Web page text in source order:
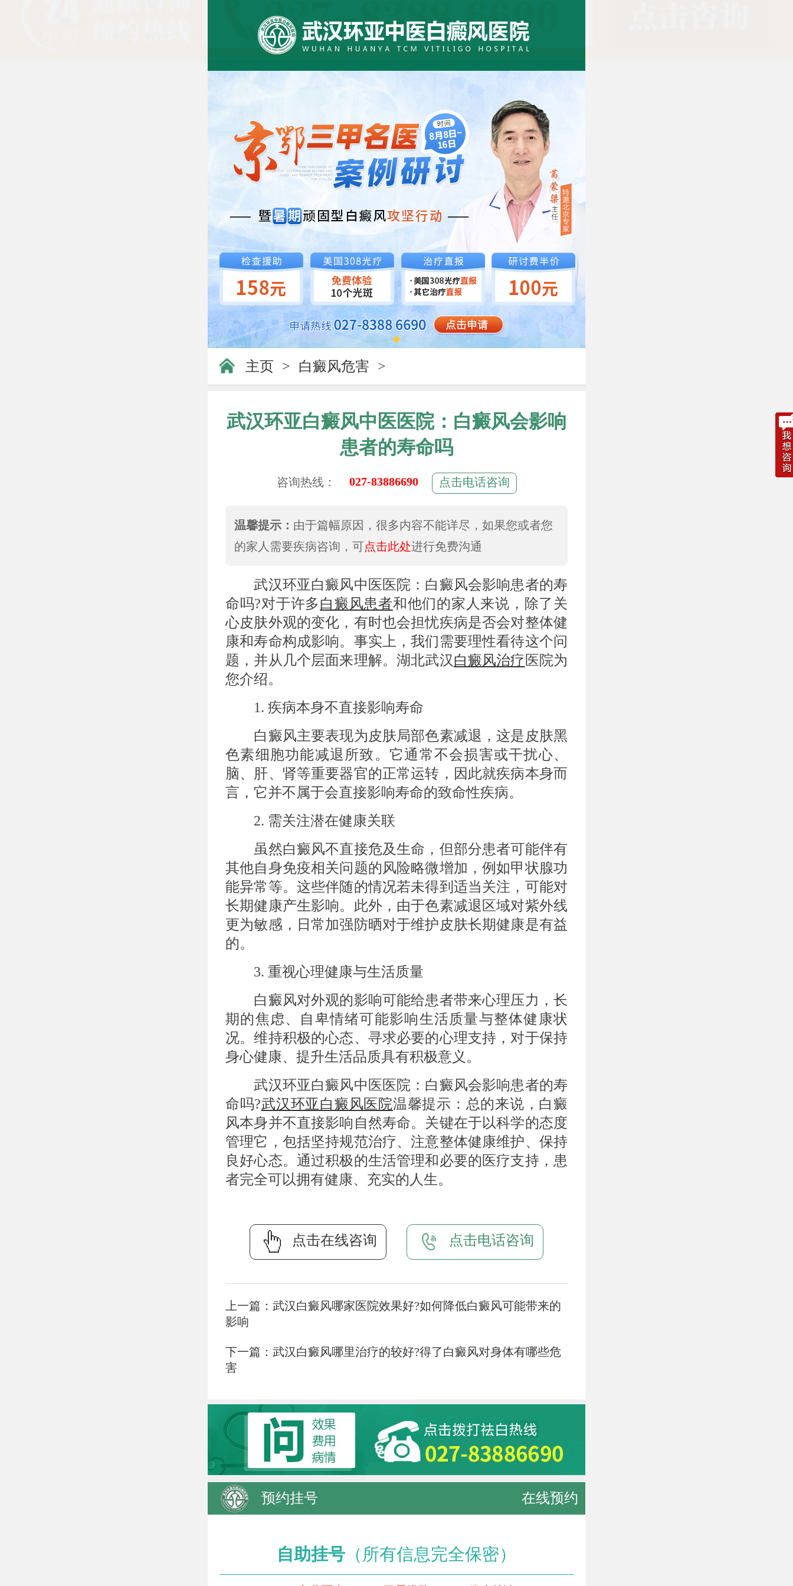
主页 > 白癜风危害 >
武汉环亚白癜风中医医院：白癜风会影响
患者的寿命吗
咨询热线： 027-83886690 点击电话咨询
温馨提示： 由于篇幅原因，很多内容不能详尽，如果您或者您
的家人需要疾病咨询，可点击此处进行免费沟通
武汉环亚白癜风中医医院：白癜风会影响患者的寿
命吗?对于许多白癜风患者和他们的家人来说，除了关
心皮肤外观的变化，有时也会担忧疾病是否会对整体健
康和寿命构成影响。事实上，我们需要理性看待这个问
题，并从几个层面来理解。湖北武汉白癜风治疗医院为
您介绍。
1. 疾病本身不直接影响寿命
白癜风主要表现为皮肤局部色素减退，这是皮肤黑
色素细胞功能减退所致。它通常不会损害或干扰心、
脑、肝、肾等重要器官的正常运转，因此就疾病本身而
言，它并不属于会直接影响寿命的致命性疾病。
2. 需关注潜在健康关联
虽然白癜风不直接危及生命，但部分患者可能伴有
其他自身免疫相关问题的风险略微增加，例如甲状腺功
能异常等。这些伴随的情况若未得到适当关注，可能对
长期健康产生影响。此外，由于色素减退区域对紫外线
更为敏感，日常加强防晒对于维护皮肤长期健康是有益
的。
3. 重视心理健康与生活质量
白癜风对外观的影响可能给患者带来心理压力，长
期的焦虑、自卑情绪可能影响生活质量与整体健康状
况。维持积极的心态、寻求必要的心理支持，对于保持
身心健康、提升生活品质具有积极意义。
武汉环亚白癜风中医医院：白癜风会影响患者的寿
命吗?武汉环亚白癜风医院温馨提示：总的来说，白癜
风本身并不直接影响自然寿命。关键在于以科学的态度
管理它，包括坚持规范治疗、注意整体健康维护、保持
良好心态。通过积极的生活管理和必要的医疗支持，患
者完全可以拥有健康、充实的人生。
点击在线咨询 点击电话咨询
上一篇： 武汉白癜风哪家医院效果好?如何降低白癜风可能带来的
影响
下一篇： 武汉白癜风哪里治疗的较好?得了白癜风对身体有哪些危
害
预约挂号 在线预约
自助挂号 （所有信息完全保密）